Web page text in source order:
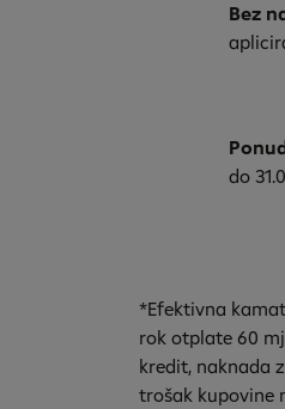
Bez
do
*Efektivna
rok otplate 60
kredit, naknada
trošak kupovine